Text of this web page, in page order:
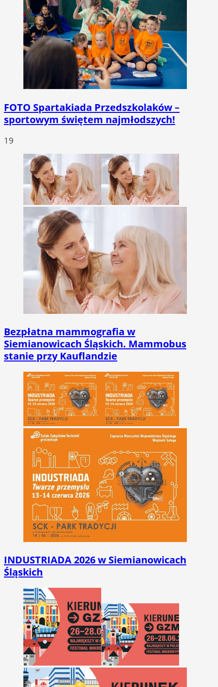
FOTO Spartakiada Przedszkolaków –
sportowym świętem najmłodszych!
19
Bezpłatna mammografia w
Siemianowicach Śląskich. Mammobus
stanie przy Kauflandzie
INDUSTRIADA 2026 w Siemianowicach
Śląskich